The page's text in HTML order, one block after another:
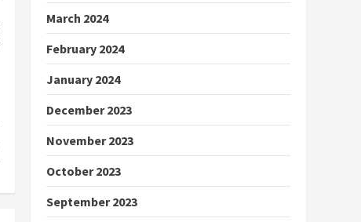
March 2024
February 2024
January 2024
December 2023
November 2023
October 2023
September 2023